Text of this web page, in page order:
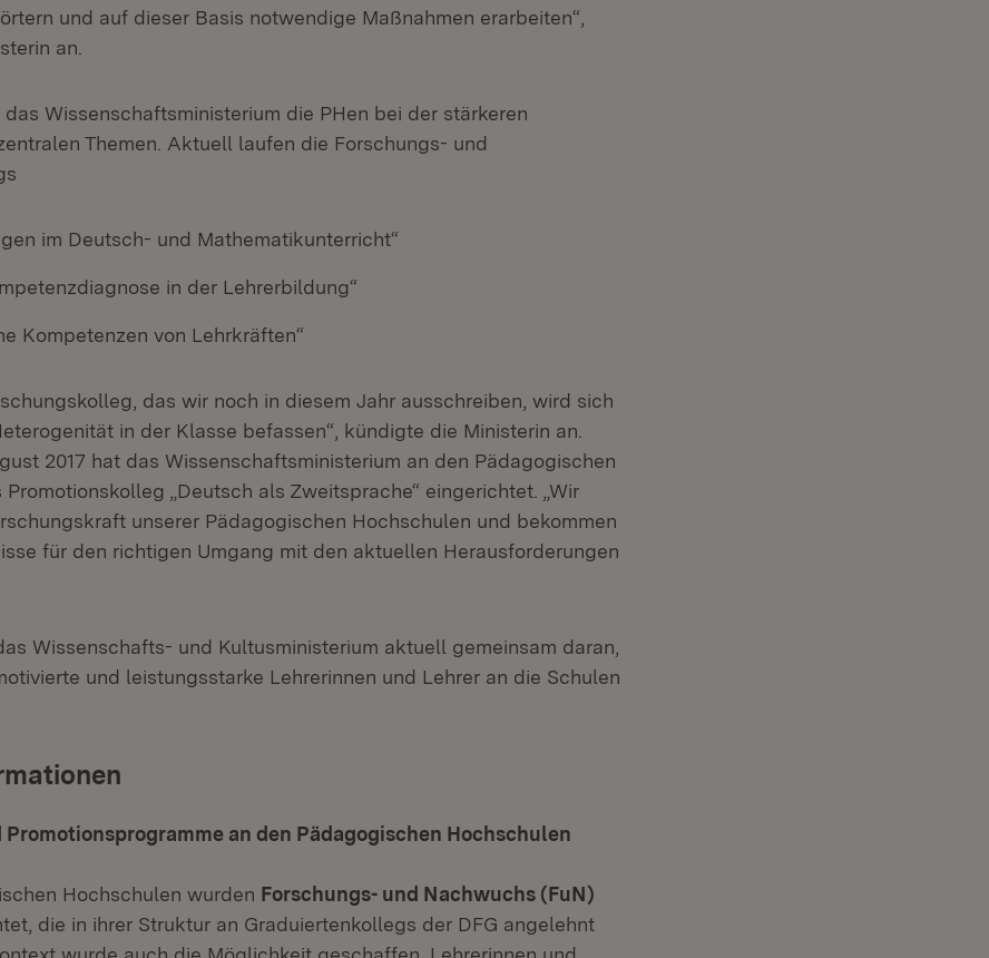
und auf dieser Basis not­wendige Maßnahmen erarbeiten“,
an.
Wissenschaftsministerium die PHen bei der stärkeren
Themen. Aktuell laufen die Forschungs- und
im Deutsch- und Mathematikunterricht“
in der Lehrerbildung“
Kompe­tenzen von Lehrkräften“
das wir noch in diesem Jahr ausschreiben, wird sich
in der Klasse befas­sen“, kündigte die Ministerin an.
2017 hat das Wissen­schafts­­ministerium an den Pädagogischen
„Deutsch als Zweit­sprache“ eingerichtet. „Wir
unserer Pädago­gischen Hochschulen und bekommen
für den richtigen Umgang mit den aktuellen Herausforderungen
Wissenschafts- und Kultusministerium aktuell gemeinsam daran,
und leistungsstarke Lehrerinnen und Lehrer an die Schulen
Promotionsprogramme an den Pädagogischen Hochschulen
Hochschulen wurden Forschungs- und Nachwuchs (FuN)
die in ihrer Struktur an Graduiertenkollegs der DFG angelehnt